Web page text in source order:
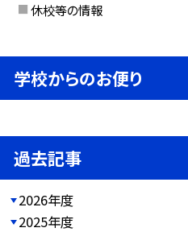
休校等の情報
学校からのお便り
過去記事
2026年度
2025年度